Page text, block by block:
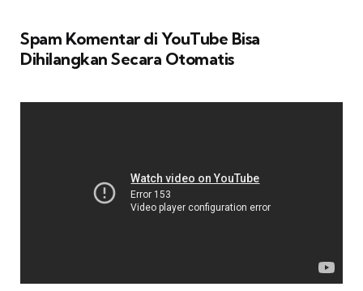
Spam Komentar di YouTube Bisa
Dihilangkan Secara Otomatis